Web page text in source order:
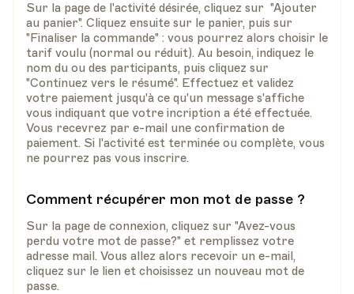
Sur la page de l'activité désirée, cliquez sur "Ajouter
au panier". Cliquez ensuite sur le panier, puis sur
"Finaliser la commande" : vous pourrez alors choisir le
tarif voulu (normal ou réduit). Au besoin, indiquez le
nom du ou des participants, puis cliquez sur
"Continuez vers le résumé". Effectuez et validez
votre paiement jusqu'à ce qu'un message s'affiche
vous indiquant que votre incription a été effectuée.
Vous recevrez par e-mail une confirmation de
paiement. Si l'activité est terminée ou complète, vous
ne pourrez pas vous inscrire.
Comment récupérer mon mot de passe ?
Sur la page de connexion, cliquez sur "Avez-vous
perdu votre mot de passe?" et remplissez votre
adresse mail. Vous allez alors recevoir un e-mail,
cliquez sur le lien et choisissez un nouveau mot de
passe.